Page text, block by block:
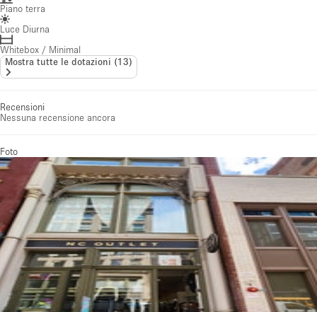
Piano terra
Luce Diurna
Whitebox / Minimal
Mostra tutte le dotazioni (13)
Recensioni
Nessuna recensione ancora
Foto